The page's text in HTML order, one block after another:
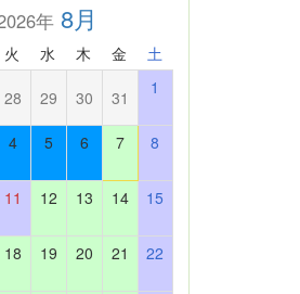
年 8月
火 水 木 金 土
28 29 30 31 1
4 5 6 7 8
11 12 13 14 15
18 19 20 21 22